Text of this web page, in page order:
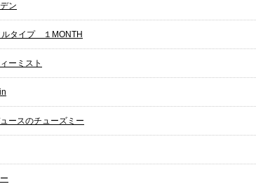
ン
タイプ １MONTH
ーミスト
ースのチューズミー